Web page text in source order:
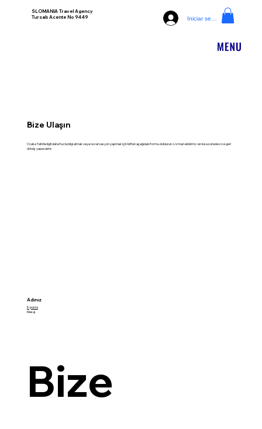
SLOMANIA Travel Agency
Tursab Acente No 9449
Iniciar sesión
Bize Ulaşın
Cruise Tatil ile ilgili daha fazla bilgi almak veya rezervasyon yapmak için lütfen aşağıdaki formu doldurun. Uzman ekibimiz en kısa sürede size geri
dönüş yapacaktır.
Adınız
E-posta
Mesaj
Bize